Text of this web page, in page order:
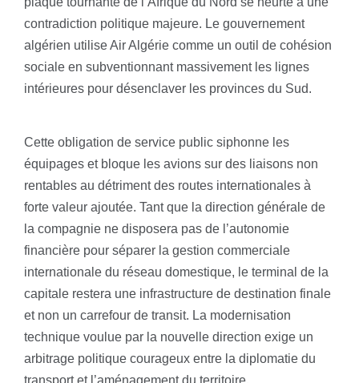
contradiction politique majeure. Le gouvernement
algérien utilise Air Algérie comme un outil de cohésion
sociale en subventionnant massivement les lignes
intérieures pour désenclaver les provinces du Sud.
Cette obligation de service public siphonne les
équipages et bloque les avions sur des liaisons non
rentables au détriment des routes internationales à
forte valeur ajoutée. Tant que la direction générale de
la compagnie ne disposera pas de l’autonomie
financière pour séparer la gestion commerciale
internationale du réseau domestique, le terminal de la
capitale restera une infrastructure de destination finale
et non un carrefour de transit. La modernisation
technique voulue par la nouvelle direction exige un
arbitrage politique courageux entre la diplomatie du
transport et l’aménagement du territoire.